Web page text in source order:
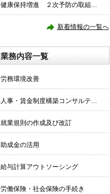
健康保持増進 ２次予防の取組...
新着情報の一覧へ
業務内容一覧
労務環境改善
人事・賃金制度構築コンサルテ...
就業規則の作成及び改訂
助成金の活用
給与計算アウトソーシング
労働保険・社会保険の手続き